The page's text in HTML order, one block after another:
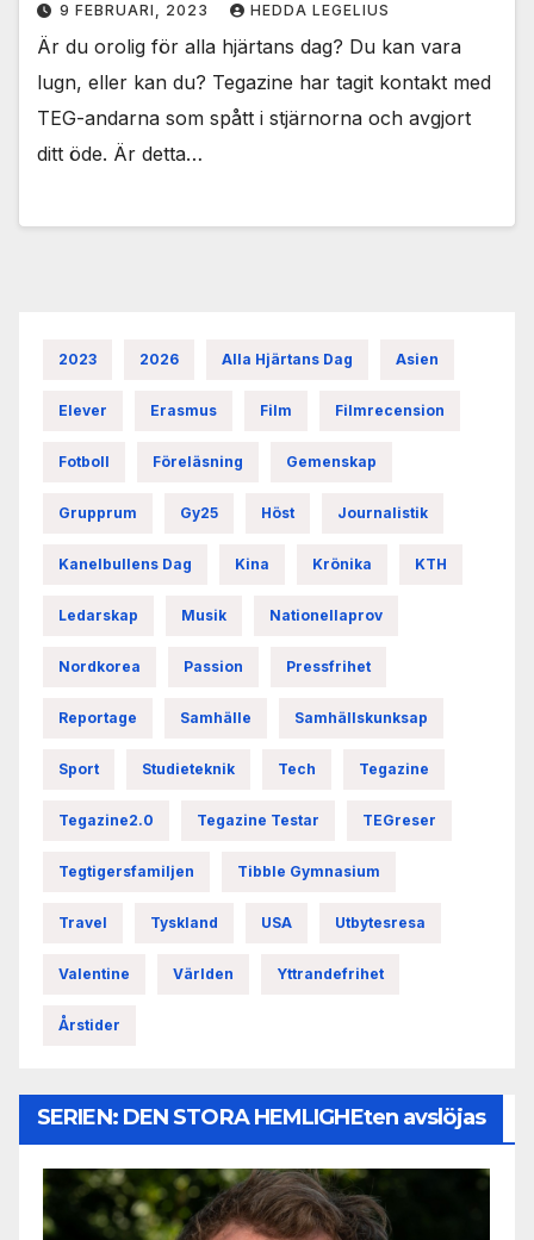
9 FEBRUARI, 2023 HEDDA LEGELIUS
Är du orolig för alla hjärtans dag? Du kan vara
lugn, eller kan du? Tegazine har tagit kontakt med
TEG-andarna som spått i stjärnorna och avgjort
ditt öde. Är detta…
2023 2026 Alla Hjärtans Dag Asien
Elever Erasmus Film Filmrecension
Fotboll Föreläsning Gemenskap
Grupprum Gy25 Höst Journalistik
Kanelbullens Dag Kina Krönika KTH
Ledarskap Musik Nationellaprov
Nordkorea Passion Pressfrihet
Reportage Samhälle Samhällskunksap
Sport Studieteknik Tech Tegazine
Tegazine2.0 Tegazine Testar TEGreser
Tegtigersfamiljen Tibble Gymnasium
Travel Tyskland USA Utbytesresa
Valentine Världen Yttrandefrihet
Årstider
SERIEN: DEN STORA HEMLIGHEten avslöjas